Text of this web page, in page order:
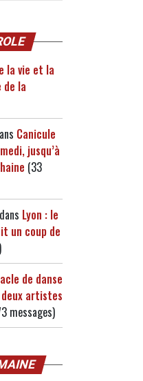
la vie et la
la
Canicule
jusqu’à
(33
dans Lyon : le
un coup de
de danse
artistes
messages)